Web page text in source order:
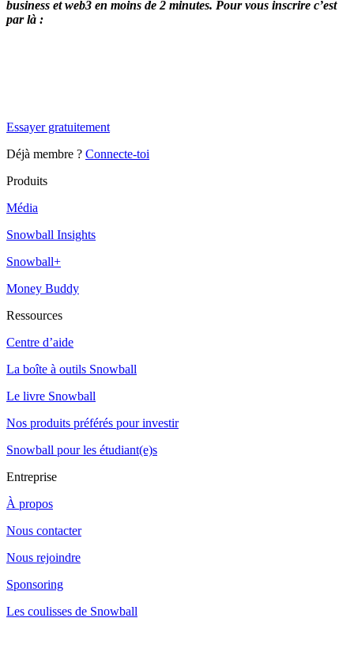
business et web3 en moins de 2 minutes. Pour vous inscrire c’est
par là :
Essayer gratuitement
Déjà membre ? Connecte-toi
Produits
Média
Snowball Insights
Snowball+
Money Buddy
Ressources
Centre d’aide
La boîte à outils Snowball
Le livre Snowball
Nos produits préférés pour investir
Snowball pour les étudiant(e)s
Entreprise
À propos
Nous contacter
Nous rejoindre
Sponsoring
Les coulisses de Snowball